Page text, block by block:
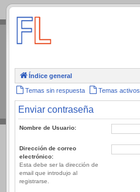
.
Índice general
Temas sin respuesta Temas activos
Enviar contraseña
Nombre de Usuario:
Dirección de correo
electrónico:
Esta debe ser la dirección de
email que introdujo al
registrarse.